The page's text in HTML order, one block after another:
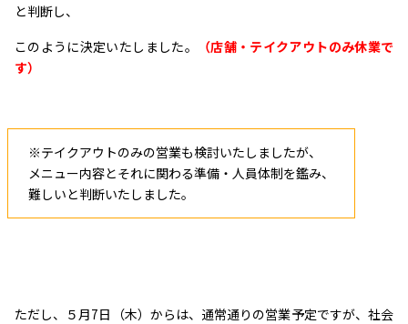
と判断し、
このように決定いたしました。
（店舗・テイクアウトのみ休業で
す）
※テイクアウトのみの営業も検討いたしましたが、
メニュー内容とそれに関わる準備・人員体制を鑑み、
難しいと判断いたしました。
ただし、５月7日（木）からは、通常通りの営業予定ですが、社会